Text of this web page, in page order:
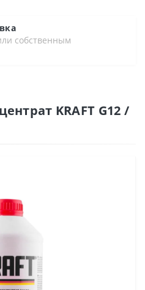
собственным
KRAFT G12 /